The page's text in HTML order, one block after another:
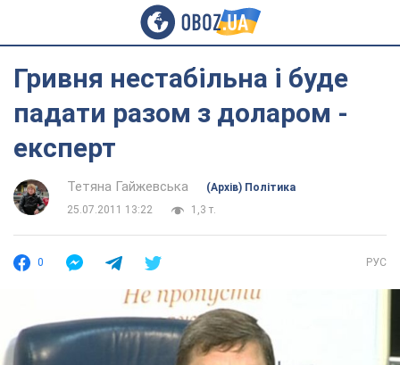
Гривня нестабільна і буде
падати разом з доларом -
експерт
Тетяна Гайжевська
(Архів) Політика
25.07.2011 13:22
1,3 т.
0 РУС